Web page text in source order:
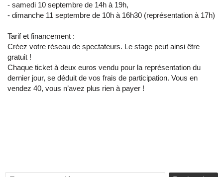
- samedi 10 septembre de 14h à 19h,
- dimanche 11 septembre de 10h à 16h30 (représentation à 17h)
Tarif et financement :
Créez votre réseau de spectateurs. Le stage peut ainsi être
gratuit !
Chaque ticket à deux euros vendu pour la représentation du
dernier jour, se déduit de vos frais de participation. Vous en
vendez 40, vous n’avez plus rien à payer !